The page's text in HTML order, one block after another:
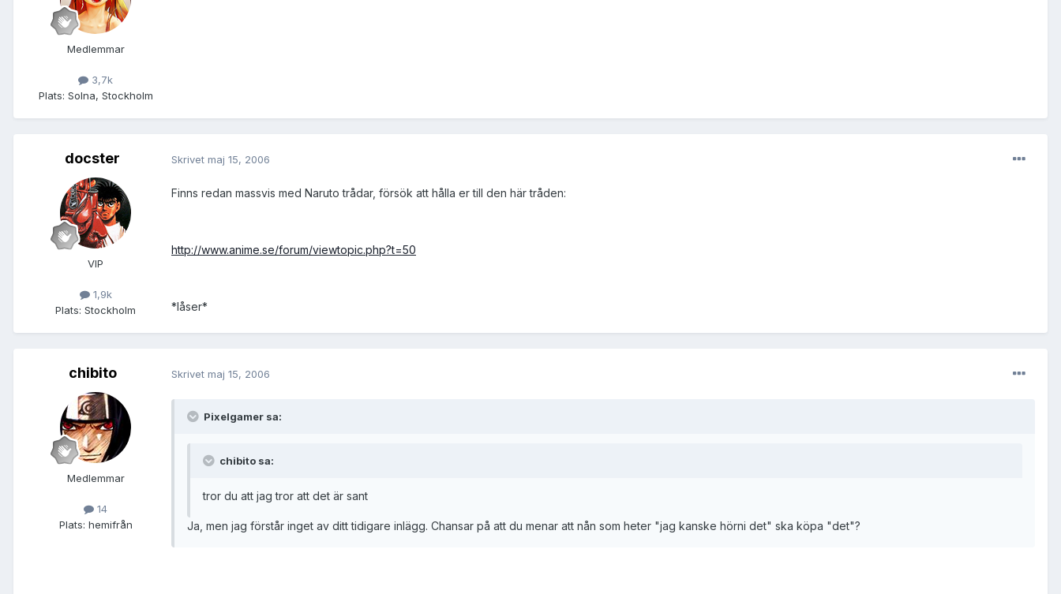
Medlemmar
3,7k
Plats: Solna, Stockholm
docster
VIP
1,9k
Plats: Stockholm
Skrivet maj 15, 2006
Finns redan massvis med Naruto trådar, försök att hålla er till den här tråden:
http://www.anime.se/forum/viewtopic.php?t=50
*låser*
chibito
Medlemmar
14
Plats: hemifrån
Skrivet maj 15, 2006
Pixelgamer sa:
chibito sa:
tror du att jag tror att det är sant
Ja, men jag förstår inget av ditt tidigare inlägg. Chansar på att du menar att nån som heter "jag kanske hörni det" ska köpa "det"?